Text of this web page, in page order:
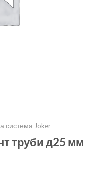
система Joker
труби д25 мм